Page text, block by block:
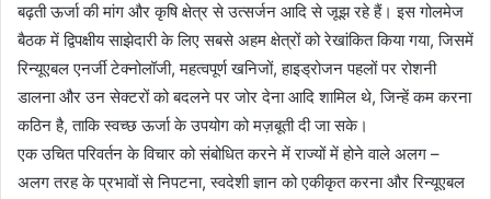
बढ़ती ऊर्जा की मांग और कृषि क्षेत्र से उत्सर्जन आदि से जूझ रहे हैं। इस गोलमेज
बैठक में द्विपक्षीय साझेदारी के लिए सबसे अहम क्षेत्रों को रेखांकित किया गया, जिसमें
रिन्यूएबल एनर्जी टेक्नोलॉजी, महत्वपूर्ण खनिजों, हाइड्रोजन पहलों पर रोशनी
डालना और उन सेक्टरों को बदलने पर जोर देना आदि शामिल थे, जिन्हें कम करना
कठिन है, ताकि स्वच्छ ऊर्जा के उपयोग को मज़बूती दी जा सके।
एक उचित परिवर्तन के विचार को संबोधित करने में राज्यों में होने वाले अलग –
अलग तरह के प्रभावों से निपटना, स्वदेशी ज्ञान को एकीकृत करना और रिन्यूएबल